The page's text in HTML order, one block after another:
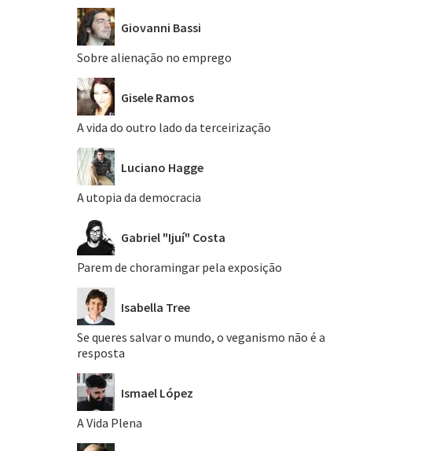
Giovanni Bassi
Sobre alienação no emprego
Gisele Ramos
A vida do outro lado da terceirização
Luciano Hagge
A utopia da democracia
Gabriel "Ijuí" Costa
Parem de choramingar pela exposição
Isabella Tree
Se queres salvar o mundo, o veganismo não é a
resposta
Ismael López
A Vida Plena